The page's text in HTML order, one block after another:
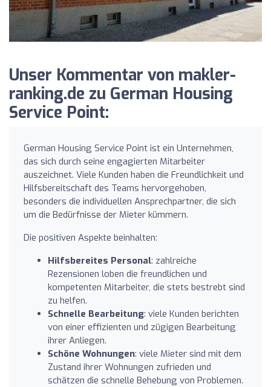
Unser Kommentar von makler-
ranking.de zu German Housing
Service Point:
German Housing Service Point ist ein Unternehmen,
das sich durch seine engagierten Mitarbeiter
auszeichnet. Viele Kunden haben die Freundlichkeit und
Hilfsbereitschaft des Teams hervorgehoben,
besonders die individuellen Ansprechpartner, die sich
um die Bedürfnisse der Mieter kümmern.
Die positiven Aspekte beinhalten:
Hilfsbereites Personal: zahlreiche
Rezensionen loben die freundlichen und
kompetenten Mitarbeiter, die stets bestrebt sind
zu helfen.
Schnelle Bearbeitung: viele Kunden berichten
von einer effizienten und zügigen Bearbeitung
ihrer Anliegen.
Schöne Wohnungen: viele Mieter sind mit dem
Zustand ihrer Wohnungen zufrieden und
schätzen die schnelle Behebung von Problemen.